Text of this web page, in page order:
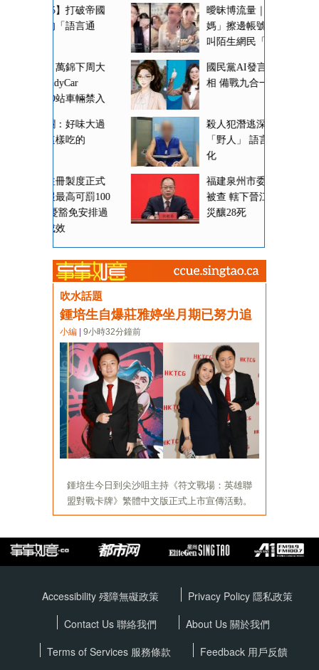
Accessibility 殘障無礙政策 Privacy Policy 隱私政策
Contact Us 聯絡我們
About Us 關於我們
Terms of Services 服務條款 Feedback 用戶反饋